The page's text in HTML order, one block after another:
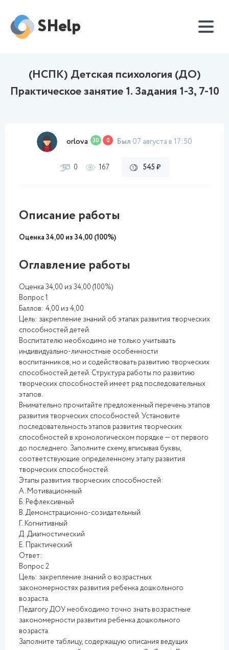
SHelp
(НСПК) Детская психология (ДО)
Практическое занятие 1. Задания 1-3, 7-10
orlova 30 0 Был 07 августа в 17:50
0 167 545 ₽
Описание работы
Оценка 34,00 из 34,00 (100%)
Оглавление работы
Оценка 34,00 из 34,00 (100%)
Вопрос 1
Баллов: 4,00 из 4,00
Цель: закрепление знаний об этапах развития творческих
способностей детей.
Воспитателю необходимо не только учитывать
индивидуально-личностные особенности
воспитанников, но и содействовать развитию творческих
способностей детей. Структура работы по развитию
творческих способностей имеет ряд последовательных
этапов.
Внимательно прочитайте предложенный перечень этапов
развития творческих способностей. Установите
последовательность этапов развития творческих
способностей в хронологическом порядке — от первого
до последнего. Заполните схему, вписывая буквы,
соответствующие определенному этапу развития
творческих способностей.
Этапы развития творческих способностей:
А. Мотивационный
Б. Рефлексивный
В. Демонстрационно-созидательный
Г. Когнитивный
Д. Диагностический
Е. Практический
Ответ:
Вопрос 2
Цель: закрепление знаний о возрастных
закономерностях развития ребенка дошкольного
возраста.
Педагогу ДОУ необходимо точно знать возрастные
закономерности развития ребенка дошкольного
возраста.
Заполните таблицу, содержащую описания ведущих